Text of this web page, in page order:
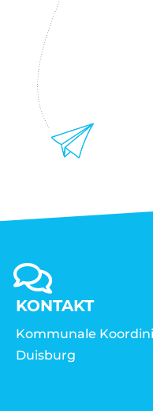
KONTAKT
Kommunale
Duisburg